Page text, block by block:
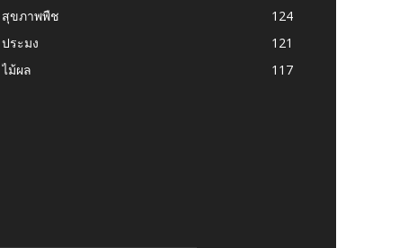
สุขภาพพืช
124
ประมง
121
ไม้ผล
117